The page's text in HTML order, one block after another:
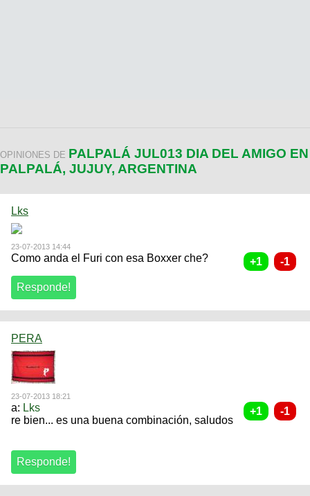
OPINIONES DE PALPALÁ JUL013 DIA DEL AMIGO EN
PALPALÁ, JUJUY, ARGENTINA
Lks
23-07-2013 14:44
Como anda el Furi con esa Boxxer che?
PERA
23-07-2013 18:21
a: Lks
re bien... es una buena combinación, saludos